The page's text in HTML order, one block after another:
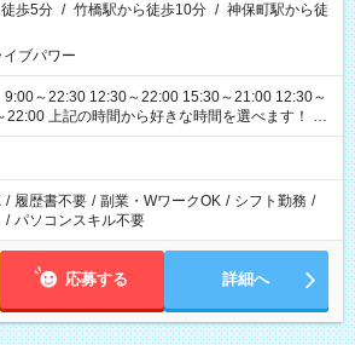
歩5分 / 竹橋駅から徒歩10分 / 神保町駅から徒
ブパワー
9:00～22:30 12:30～22:00 15:30～21:00 12:30～
時間を選べます！ ※
る可能性があります
/ 履歴書不要 / 副業・WワークOK / シフト勤務 /
/ パソコンスキル不要
応募する 詳細へ